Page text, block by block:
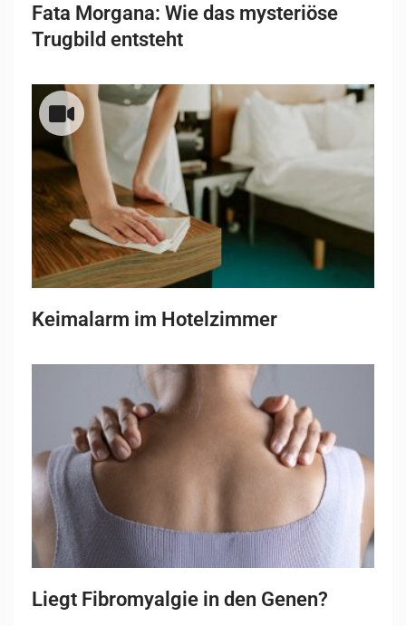
Fata Morgana: Wie das mysteriöse
Trugbild entsteht
Keimalarm im Hotelzimmer
Liegt Fibromyalgie in den Genen?